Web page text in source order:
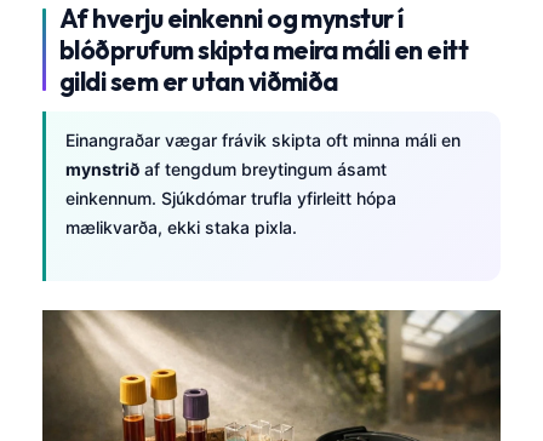
Af hverju einkenni og mynstur í
blóðprufum skipta meira máli en eitt
gildi sem er utan viðmiða
Einangraðar vægar frávik skipta oft minna máli en
mynstrið af tengdum breytingum ásamt
einkennum. Sjúkdómar trufla yfirleitt hópa
mælikvarða, ekki staka pixla.
Ślōnskŏ gŏdka
Norsk bokmål